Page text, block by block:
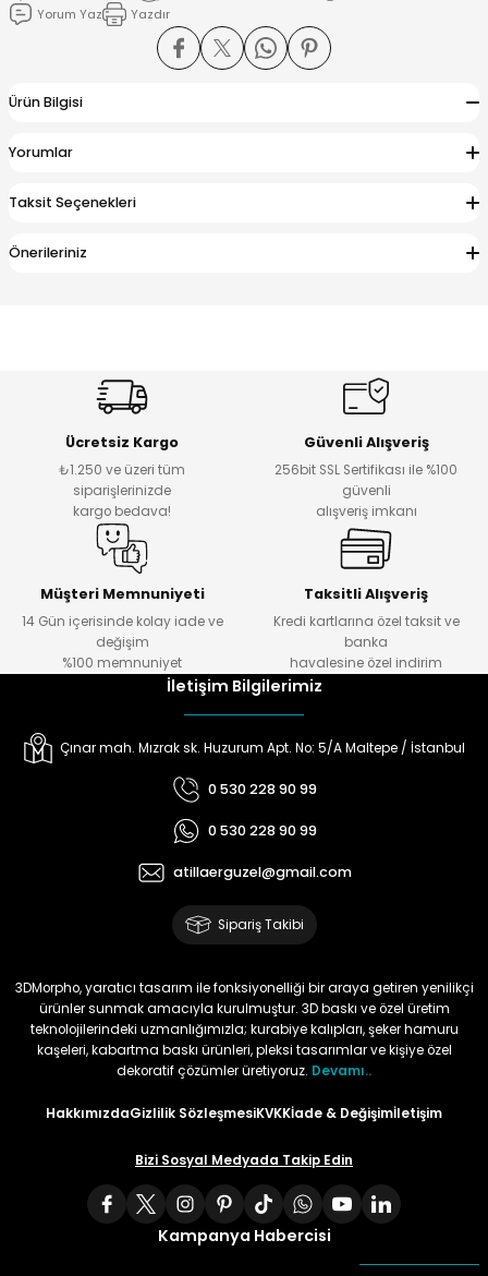
Yorum Yaz
Yazdır
Ürün Bilgisi
Yorumlar
Taksit Seçenekleri
Önerileriniz
Ücretsiz Kargo
₺1.250 ve üzeri tüm
siparişlerinizde
kargo bedava!
Güvenli Alışveriş
256bit SSL Sertifikası ile %100
güvenli
alışveriş imkanı
Müşteri Memnuniyeti
14 Gün içerisinde kolay iade ve
değişim
%100 memnuniyet
Taksitli Alışveriş
Kredi kartlarına özel taksit ve
banka
havalesine özel indirim
İletişim Bilgilerimiz
Çınar mah. Mızrak sk. Huzurum Apt. No: 5/A Maltepe / İstanbul
0 530 228 90 99
0 530 228 90 99
atillaerguzel@gmail.com
Sipariş Takibi
3DMorpho, yaratıcı tasarım ile fonksiyonelliği bir araya getiren yenilikçi
ürünler sunmak amacıyla kurulmuştur. 3D baskı ve özel üretim
teknolojilerindeki uzmanlığımızla; kurabiye kalıpları, şeker hamuru
kaşeleri, kabartma baskı ürünleri, pleksi tasarımlar ve kişiye özel
dekoratif çözümler üretiyoruz. Devamı..
HakkımızdaGizlilik SözleşmesiKVKKİade & Değişimİletişim
Bizi Sosyal Medyada Takip Edin
Kampanya Habercisi